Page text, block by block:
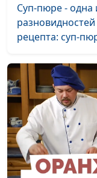
Суп-пюре - одна
рецепта: суп-